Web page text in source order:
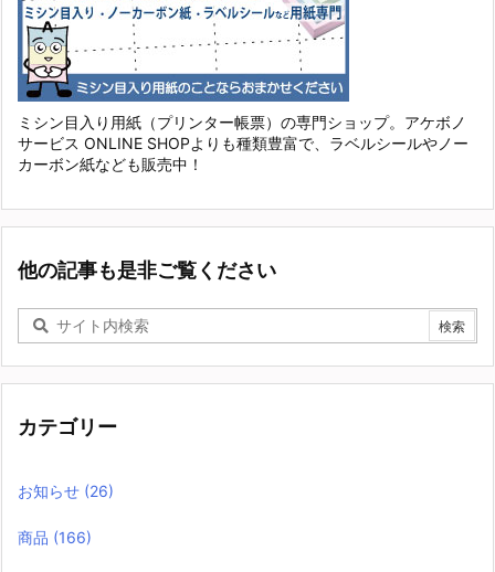
ミシン目入り用紙（プリンター帳票）の専門ショップ。アケボノ
サービス ONLINE SHOPよりも種類豊富で、ラベルシールやノー
カーボン紙なども販売中！
他の記事も是非ご覧ください
カテゴリー
お知らせ (26)
商品 (166)